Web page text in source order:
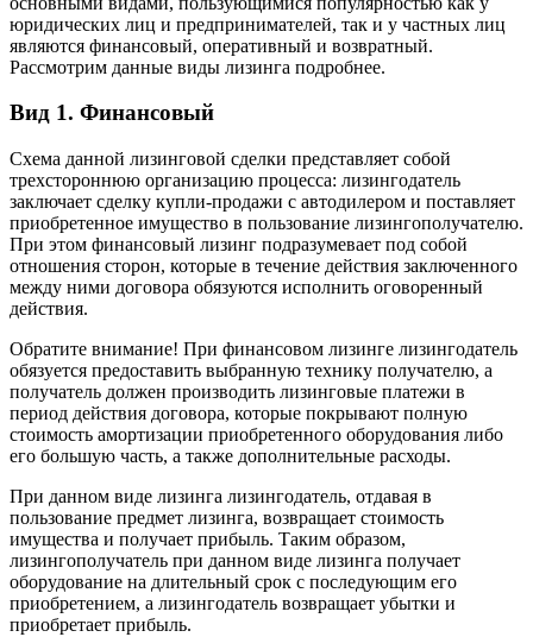
юридических лиц и предпринимателей, так и у частных лиц
являются финансовый, оперативный и возвратный.
Рассмотрим данные виды лизинга подробнее.
Вид 1. Финансовый
Схема данной лизинговой сделки представляет собой
трехстороннюю организацию процесса: лизингодатель
заключает сделку купли-продажи с автодилером и поставляет
приобретенное имущество в пользование лизингополучателю.
При этом финансовый лизинг подразумевает под собой
отношения сторон, которые в течение действия заключенного
между ними договора обязуются исполнить оговоренный
действия.
Обратите внимание! При финансовом лизинге лизингодатель
обязуется предоставить выбранную технику получателю, а
получатель должен производить лизинговые платежи в
период действия договора, которые покрывают полную
стоимость амортизации приобретенного оборудования либо
его большую часть, а также дополнительные расходы.
При данном виде лизинга лизингодатель, отдавая в
пользование предмет лизинга, возвращает стоимость
имущества и получает прибыль. Таким образом,
лизингополучатель при данном виде лизинга получает
оборудование на длительный срок с последующим его
приобретением, а лизингодатель возвращает убытки и
приобретает прибыль.